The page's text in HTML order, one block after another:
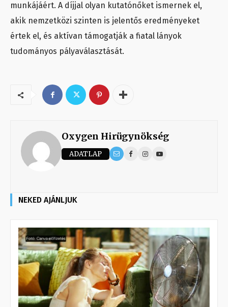
munkájáért. A díjjal olyan kutatónőket ismernek el,
akik nemzetközi szinten is jelentős eredményeket
értek el, és aktívan támogatják a fiatal lányok
tudományos pályaválasztását.
Oxygen Hirügynökség
ADATLAP
NEKED AJÁNLJUK